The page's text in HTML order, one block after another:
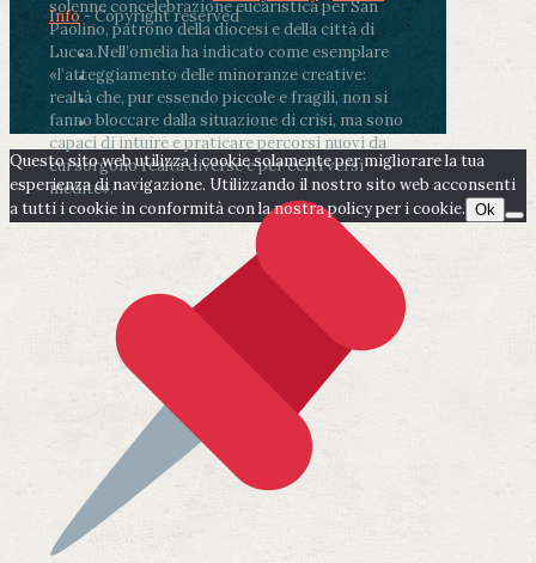
solenne concelebrazione eucaristica per San
Paolino, patrono della diocesi e della città di
Lucca.Nell’omelia ha indicato come esemplare
«l’atteggiamento delle minoranze creative:
realtà che, pur essendo piccole e fragili, non si
fanno bloccare dalla situazione di crisi, ma sono
capaci di intuire e praticare percorsi nuovi da
cui sorgono realtà diverse e per certi versi
inedite».
Info- Copyright reserved
Questo sito web utilizza i cookie solamente per migliorare la tua
esperienza di navigazione. Utilizzando il nostro sito web acconsenti
a tutti i cookie in conformità con la nostra policy per i cookie. Ok